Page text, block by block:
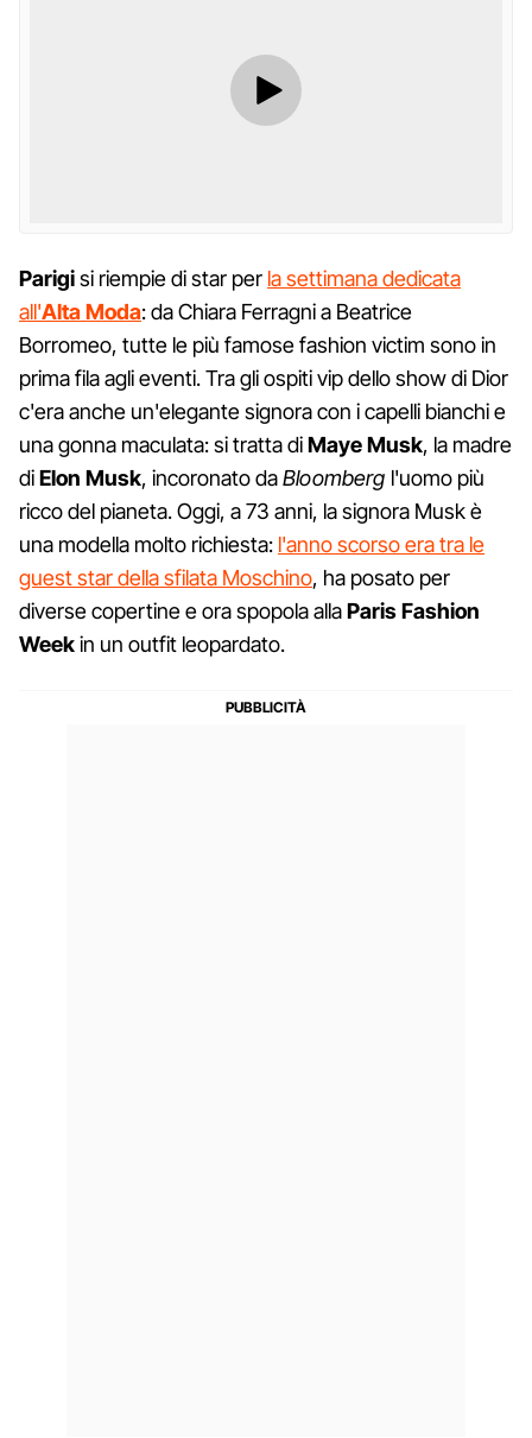
Parigisi riempie di star per la settimana dedicata
all'Alta Moda: da Chiara Ferragni a Beatrice
Borromeo, tutte le più famose fashion victim sono in
prima fila agli eventi. Tra gli ospiti vip dello show di Dior
c'era anche un'elegante signora con i capelli bianchi e
una gonna maculata: si tratta diMaye Musk, la madre
diElon Musk, incoronato daBloomberg l'uomo più
ricco del pianeta. Oggi, a 73 anni, la signora Musk è
una modella molto richiesta: l'anno scorso era tra le
guest star della sfilata Moschino, ha posato per
diverse copertine e ora spopola allaParis Fashion
Weekin un outfit leopardato.